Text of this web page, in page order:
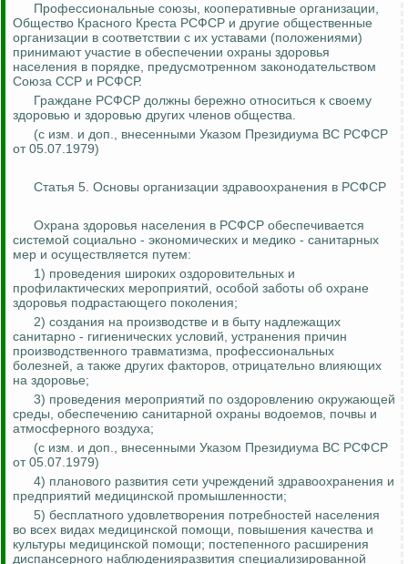
Профессиональные союзы, кооперативные организации,
Общество Красного Креста РСФСР и другие общественные
организации в соответствии с их уставами (положениями)
принимают участие в обеспечении охраны здоровья
населения в порядке, предусмотренном законодательством
Союза ССР и РСФСР.
Граждане РСФСР должны бережно относиться к своему
здоровью и здоровью других членов общества.
(с изм. и доп., внесенными Указом Президиума ВС РСФСР
от 05.07.1979)
Статья 5. Основы организации здравоохранения в РСФСР
Охрана здоровья населения в РСФСР обеспечивается
системой социально - экономических и медико - санитарных
мер и осуществляется путем:
1) проведения широких оздоровительных и
профилактических мероприятий, особой заботы об охране
здоровья подрастающего поколения;
2) создания на производстве и в быту надлежащих
санитарно - гигиенических условий, устранения причин
производственного травматизма, профессиональных
болезней, а также других факторов, отрицательно влияющих
на здоровье;
3) проведения мероприятий по оздоровлению окружающей
среды, обеспечению санитарной охраны водоемов, почвы и
атмосферного воздуха;
(с изм. и доп., внесенными Указом Президиума ВС РСФСР
от 05.07.1979)
4) планового развития сети учреждений здравоохранения и
предприятий медицинской промышленности;
5) бесплатного удовлетворения потребностей населения
во всех видах медицинской помощи, повышения качества и
культуры медицинской помощи; постепенного расширения
диспансерного наблюденияразвития специализированной